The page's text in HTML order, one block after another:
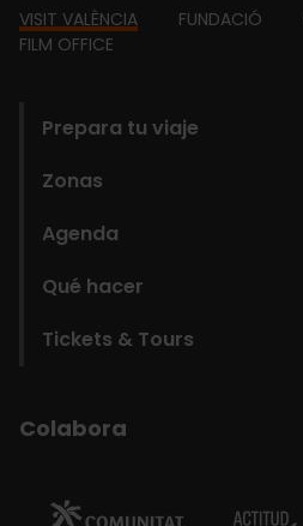
Footer
VISIT VALÈNCIA FUNDACIÓ
FILM OFFICE
Prepara tu viaje
Zonas
Agenda
Qué hacer
Tickets & Tours
Colabora